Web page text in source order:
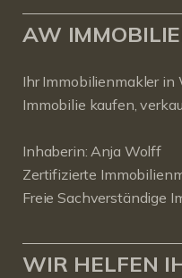
AW
Ihr Immobilienmakler in
Immobilie kaufen,
Inhaberin: Anja Wolff
Zertifizierte
Freie Sachverständige
WIR HELFEN